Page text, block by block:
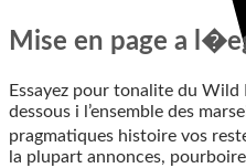
Mise en page a
Essayez pour tonalite du Wild
dessous i l’ensemble des
pragmatiques histoire vos
la plupart annonces,